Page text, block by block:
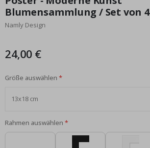
der
Bildgalerie
springen
Blumensammlung / Set von 4
Namly Design
24,00 €
Größe auswählen
Rahmen auswählen